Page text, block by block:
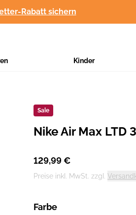
Rabatt sichern
Kinder
Sale
Hersteller:
Nike Air Max LTD
129,99 €
Preise inkl. MwSt. zzgl.
Farbe